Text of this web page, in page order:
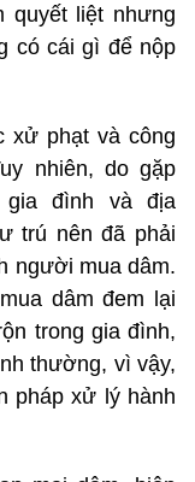
quyết liệt nhưng
có cái gì để nộp
xử phạt và công
nhiên, do gặp
đình và địa
trú nên đã phải
người mua dâm.
dâm đem lại
trong gia đình,
thường, vì vậy,
pháp xử lý hành